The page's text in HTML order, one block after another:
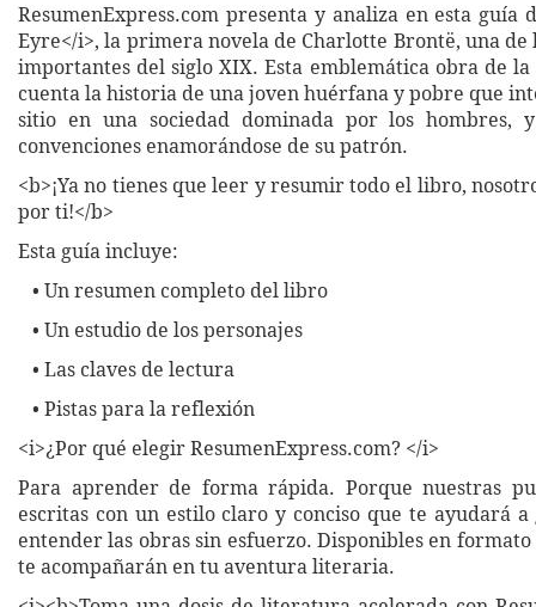
ResumenExpress.com presenta y analiza en esta guía
Eyre</i>, la primera novela de Charlotte Brontë, una de
importantes del siglo XIX. Esta emblemática obra de
cuenta la historia de una joven huérfana y pobre que
sitio en una sociedad dominada por los hombres,
convenciones enamorándose de su patrón.
<b>¡Ya no tienes que leer y resumir todo el libro,
por ti!</b>
Esta guía incluye:
• Un resumen completo del libro
• Un estudio de los personajes
• Las claves de lectura
• Pistas para la reflexión
<i>¿Por qué elegir ResumenExpress.com? </i>
Para aprender de forma rápida. Porque nuestras
escritas con un estilo claro y conciso que te ayudará
entender las obras sin esfuerzo. Disponibles en
te acompañarán en tu aventura literaria.